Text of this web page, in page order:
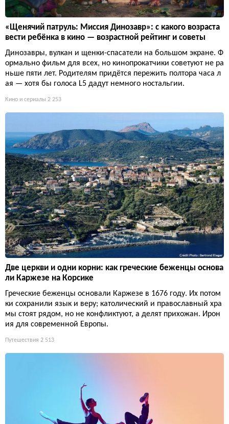
«Щенячий патруль: Миссия Динозавр»: с какого возраста
вести ребёнка в кино — возрастной рейтинг и советы
Динозавры, вулкан и щенки-спасатели на большом экране. Ф
ормально фильм для всех, но кинопрокатчики советуют не ра
ньше пяти лет. Родителям придётся пережить полтора часа л
ая — хотя бы голоса L5 дадут немного ностальгии.
Кино и сериалы 2 253
Две церкви и одни корни: как греческие беженцы основа
ли Каржезе на Корсике
Греческие беженцы основали Каржезе в 1676 году. Их потом
ки сохранили язык и веру; католический и православный хра
мы стоят рядом, но не конфликтуют, а делят прихожан. Ирон
ия для современной Европы.
Путешествия 2 513